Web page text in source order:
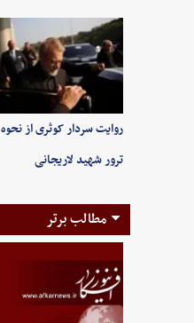
روایت سردار کوثری از نحوه
ترور شهید لاریجانی
مطالب برتر